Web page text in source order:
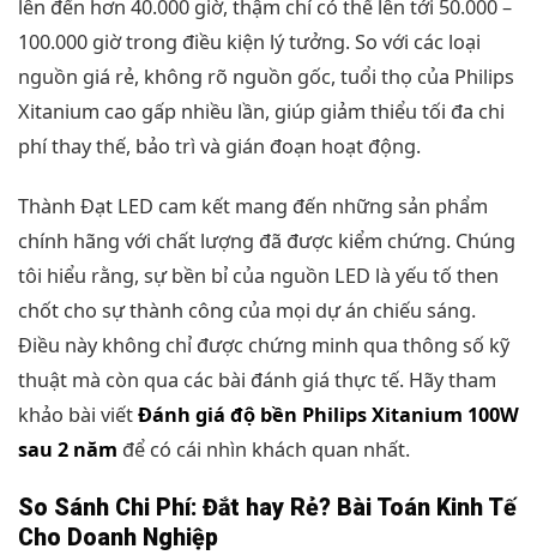
lên đến hơn 40.000 giờ, thậm chí có thể lên tới 50.000 –
100.000 giờ trong điều kiện lý tưởng. So với các loại
nguồn giá rẻ, không rõ nguồn gốc, tuổi thọ của Philips
Xitanium cao gấp nhiều lần, giúp giảm thiểu tối đa chi
phí thay thế, bảo trì và gián đoạn hoạt động.
Thành Đạt LED cam kết mang đến những sản phẩm
chính hãng với chất lượng đã được kiểm chứng. Chúng
tôi hiểu rằng, sự bền bỉ của nguồn LED là yếu tố then
chốt cho sự thành công của mọi dự án chiếu sáng.
Điều này không chỉ được chứng minh qua thông số kỹ
thuật mà còn qua các bài đánh giá thực tế. Hãy tham
khảo bài viếtĐánh giá độ bền Philips Xitanium 100W
sau 2 năm để có cái nhìn khách quan nhất.
So Sánh Chi Phí: Đắt hay Rẻ? Bài Toán Kinh Tế
Cho Doanh Nghiệp